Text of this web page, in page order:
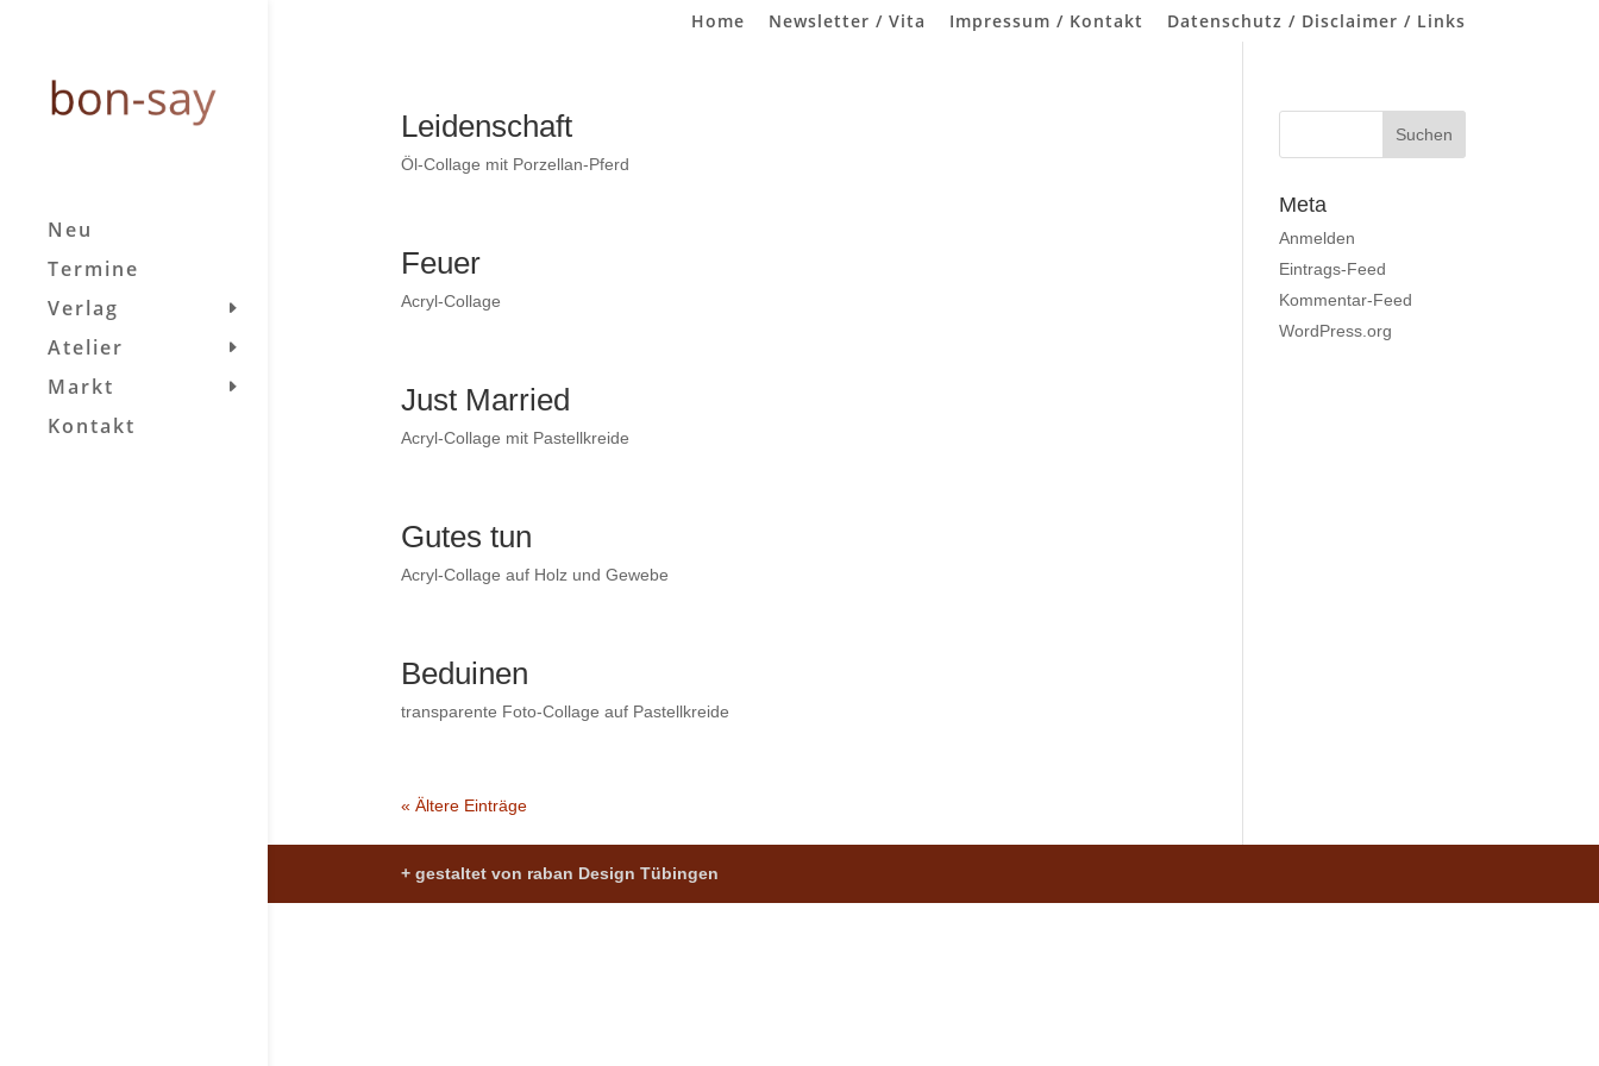
Home Newsletter / Vita Impressum / Kontakt Datenschutz / Disclaimer / Links
Neu
Termine
Verlag
Atelier
Markt
Kontakt
Leidenschaft
Öl-Collage mit Porzellan-Pferd
Feuer
Acryl-Collage
Just Married
Acryl-Collage mit Pastellkreide
Gutes tun
Acryl-Collage auf Holz und Gewebe
Beduinen
transparente Foto-Collage auf Pastellkreide
« Ältere Einträge
Meta
Anmelden
Eintrags-Feed
Kommentar-Feed
WordPress.org
+ gestaltet von raban Design Tübingen